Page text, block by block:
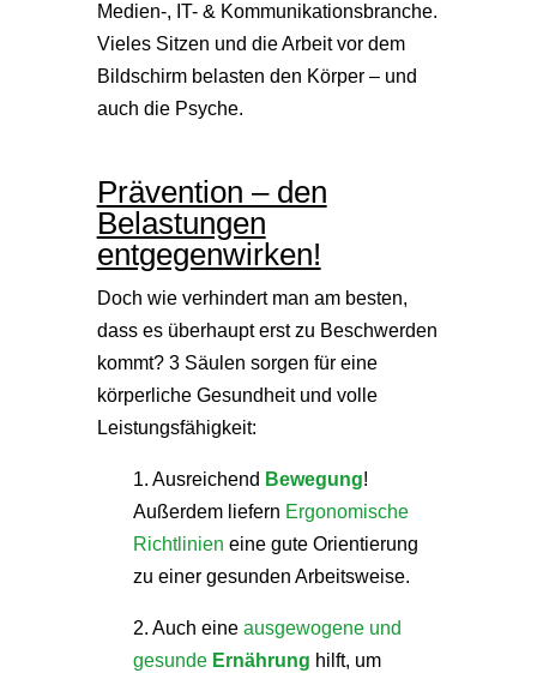
Medien-, IT- & Kommunikationsbranche.
Vieles Sitzen und die Arbeit vor dem
Bildschirm belasten den Körper – und
auch die Psyche.
Prävention – den
Belastungen
entgegenwirken!
Doch wie verhindert man am besten,
dass es überhaupt erst zu Beschwerden
kommt? 3 Säulen sorgen für eine
körperliche Gesundheit und volle
Leistungsfähigkeit:
1. Ausreichend Bewegung!
Außerdem liefern Ergonomische
Richtlinien eine gute Orientierung
zu einer gesunden Arbeitsweise.
2. Auch eine ausgewogene und
gesunde Ernährung hilft, um